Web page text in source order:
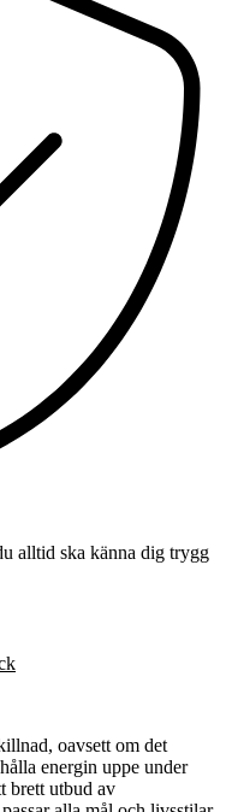
alltid ska känna dig trygg
oavsett om det
energin uppe under
brett utbud av